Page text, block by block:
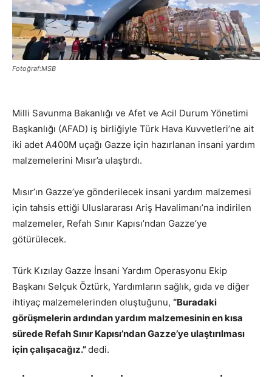
Fotoğraf:MSB
Milli Savunma Bakanlığı ve Afet ve Acil Durum Yönetimi
Başkanlığı (AFAD) iş birliğiyle Türk Hava Kuvvetleri’ne ait
iki adet A400M uçağı Gazze için hazırlanan insani yardım
malzemelerini Mısır’a ulaştırdı.
Mısır’ın Gazze’ye gönderilecek insani yardım malzemesi
için tahsis ettiği Uluslararası Ariş Havalimanı’na indirilen
malzemeler, Refah Sınır Kapısı’ndan Gazze’ye
götürülecek.
Türk Kızılay Gazze İnsani Yardım Operasyonu Ekip
Başkanı Selçuk Öztürk, Yardımların sağlık, gıda ve diğer
ihtiyaç malzemelerinden oluştuğunu, “Buradaki
görüşmelerin ardından yardım malzemesinin en kısa
sürede Refah Sınır Kapısı’ndan Gazze’ye ulaştırılması
için çalışacağız.”dedi.